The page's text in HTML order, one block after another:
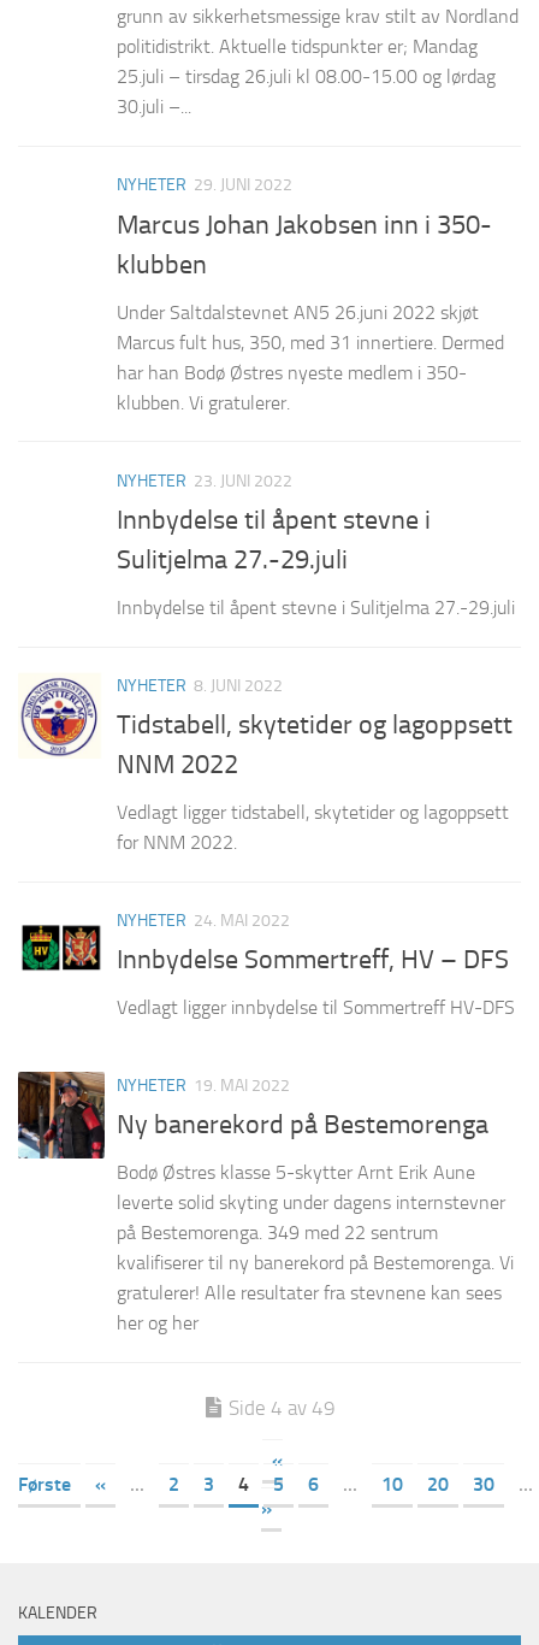
grunn av sikkerhetsmessige krav stilt av Nordland
politidistrikt. Aktuelle tidspunkter er; Mandag
25.juli – tirsdag 26.juli kl 08.00-15.00 og lørdag
30.juli –...
NYHETER 29. JUNI 2022
Marcus Johan Jakobsen inn i 350-
klubben
Under Saltdalstevnet AN5 26.juni 2022 skjøt
Marcus fult hus, 350, med 31 innertiere. Dermed
har han Bodø Østres nyeste medlem i 350-
klubben. Vi gratulerer.
NYHETER 23. JUNI 2022
Innbydelse til åpent stevne i
Sulitjelma 27.-29.juli
Innbydelse til åpent stevne i Sulitjelma 27.-29.juli
NYHETER 8. JUNI 2022
Tidstabell, skytetider og lagoppsett
NNM 2022
Vedlagt ligger tidstabell, skytetider og lagoppsett
for NNM 2022.
NYHETER 24. MAI 2022
Innbydelse Sommertreff, HV – DFS
Vedlagt ligger innbydelse til Sommertreff HV-DFS
NYHETER 19. MAI 2022
Ny banerekord på Bestemorenga
Bodø Østres klasse 5-skytter Arnt Erik Aune
leverte solid skyting under dagens internstevner
på Bestemorenga. 349 med 22 sentrum
kvalifiserer til ny banerekord på Bestemorenga. Vi
gratulerer! Alle resultater fra stevnene kan sees
her og her
Side 4 av 49
«
Første
« ... 2 3 4 5 6 ... 10 20 30
...
»
KALENDER